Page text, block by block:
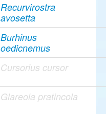
Recurvirostra
avosetta
Burhinus
oedicnemus
Cursorius cursor
Glareola pratincola